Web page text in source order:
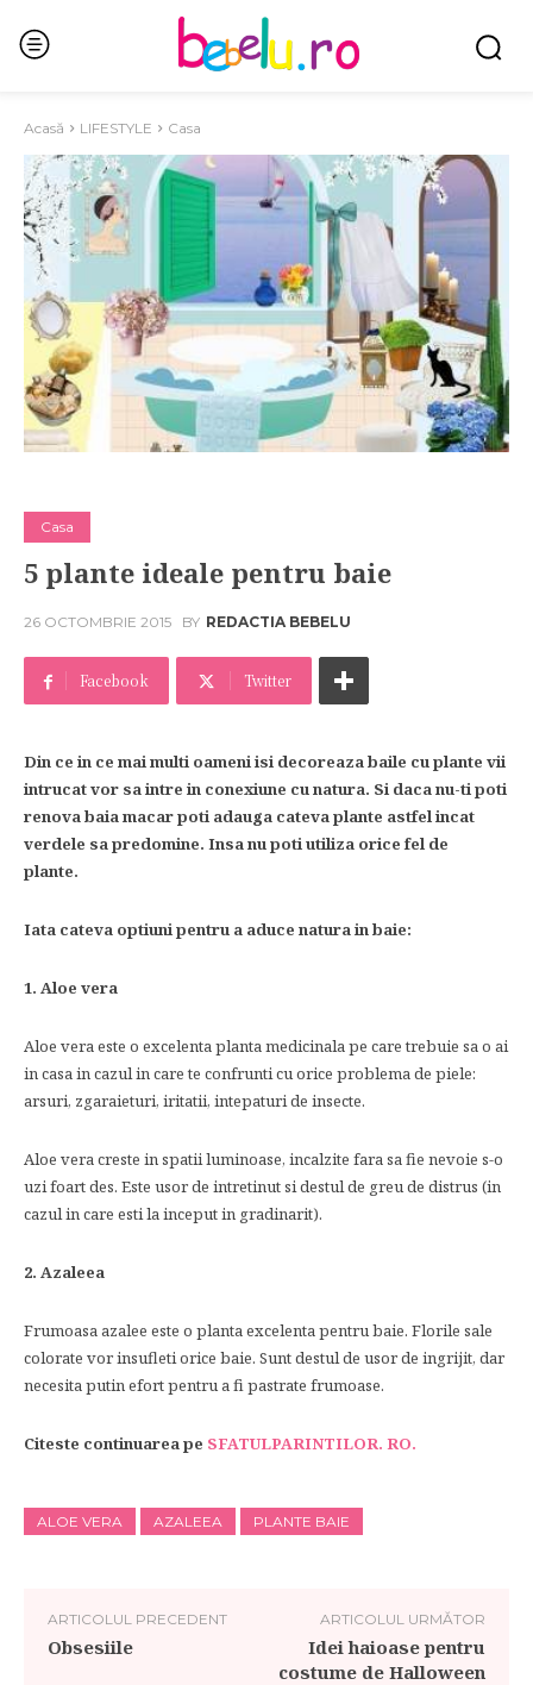
Acasă LIFESTYLE Casa
Casa
5 plante ideale pentru baie
26 OCTOMBRIE 2015 BY REDACTIA BEBELU
Facebook Twitter
Din ce in ce mai multi oameni isi decoreaza baile cu plante vii
intrucat vor sa intre in conexiune cu natura. Si daca nu-ti poti
renova baia macar poti adauga cateva plante astfel incat
verdele sa predomine. Insa nu poti utiliza orice fel de
plante.
Iata cateva optiuni pentru a aduce natura in baie:
1. Aloe vera
Aloe vera este o excelenta planta medicinala pe care trebuie sa o ai
in casa in cazul in care te confrunti cu orice problema de piele:
arsuri, zgaraieturi, iritatii, intepaturi de insecte.
Aloe vera creste in spatii luminoase, incalzite fara sa fie nevoie s-o
uzi foart des. Este usor de intretinut si destul de greu de distrus (in
cazul in care esti la inceput in gradinarit).
2. Azaleea
Frumoasa azalee este o planta excelenta pentru baie. Florile sale
colorate vor insufleti orice baie. Sunt destul de usor de ingrijit, dar
necesita putin efort pentru a fi pastrate frumoase.
Citeste continuarea pe SFATULPARINTILOR. RO.
ALOE VERA AZALEEA PLANTE BAIE
ARTICOLUL PRECEDENT
Obsesiile
ARTICOLUL URMĂTOR
Idei haioase pentru
costume de Halloween